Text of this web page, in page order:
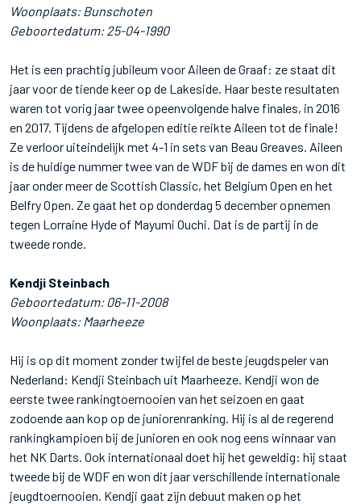
Woonplaats: Bunschoten
Geboortedatum: 25-04-1990
Het is een prachtig jubileum voor Aileen de Graaf: ze staat dit
jaar voor de tiende keer op de Lakeside. Haar beste resultaten
waren tot vorig jaar twee opeenvolgende halve finales, in 2016
en 2017. Tijdens de afgelopen editie reikte Aileen tot de finale!
Ze verloor uiteindelijk met 4-1 in sets van Beau Greaves. Aileen
is de huidige nummer twee van de WDF bij de dames en won dit
jaar onder meer de Scottish Classic, het Belgium Open en het
Belfry Open. Ze gaat het op donderdag 5 december opnemen
tegen Lorraine Hyde of Mayumi Ouchi. Dat is de partij in de
tweede ronde.
Kendji Steinbach
Geboortedatum: 06-11-2008
Woonplaats: Maarheeze
Hij is op dit moment zonder twijfel de beste jeugdspeler van
Nederland: Kendji Steinbach uit Maarheeze. Kendji won de
eerste twee rankingtoernooien van het seizoen en gaat
zodoende aan kop op de juniorenranking. Hij is al de regerend
rankingkampioen bij de junioren en ook nog eens winnaar van
het NK Darts. Ook internationaal doet hij het geweldig: hij staat
tweede bij de WDF en won dit jaar verschillende internationale
jeugdtoernooien. Kendji gaat zijn debuut maken op het